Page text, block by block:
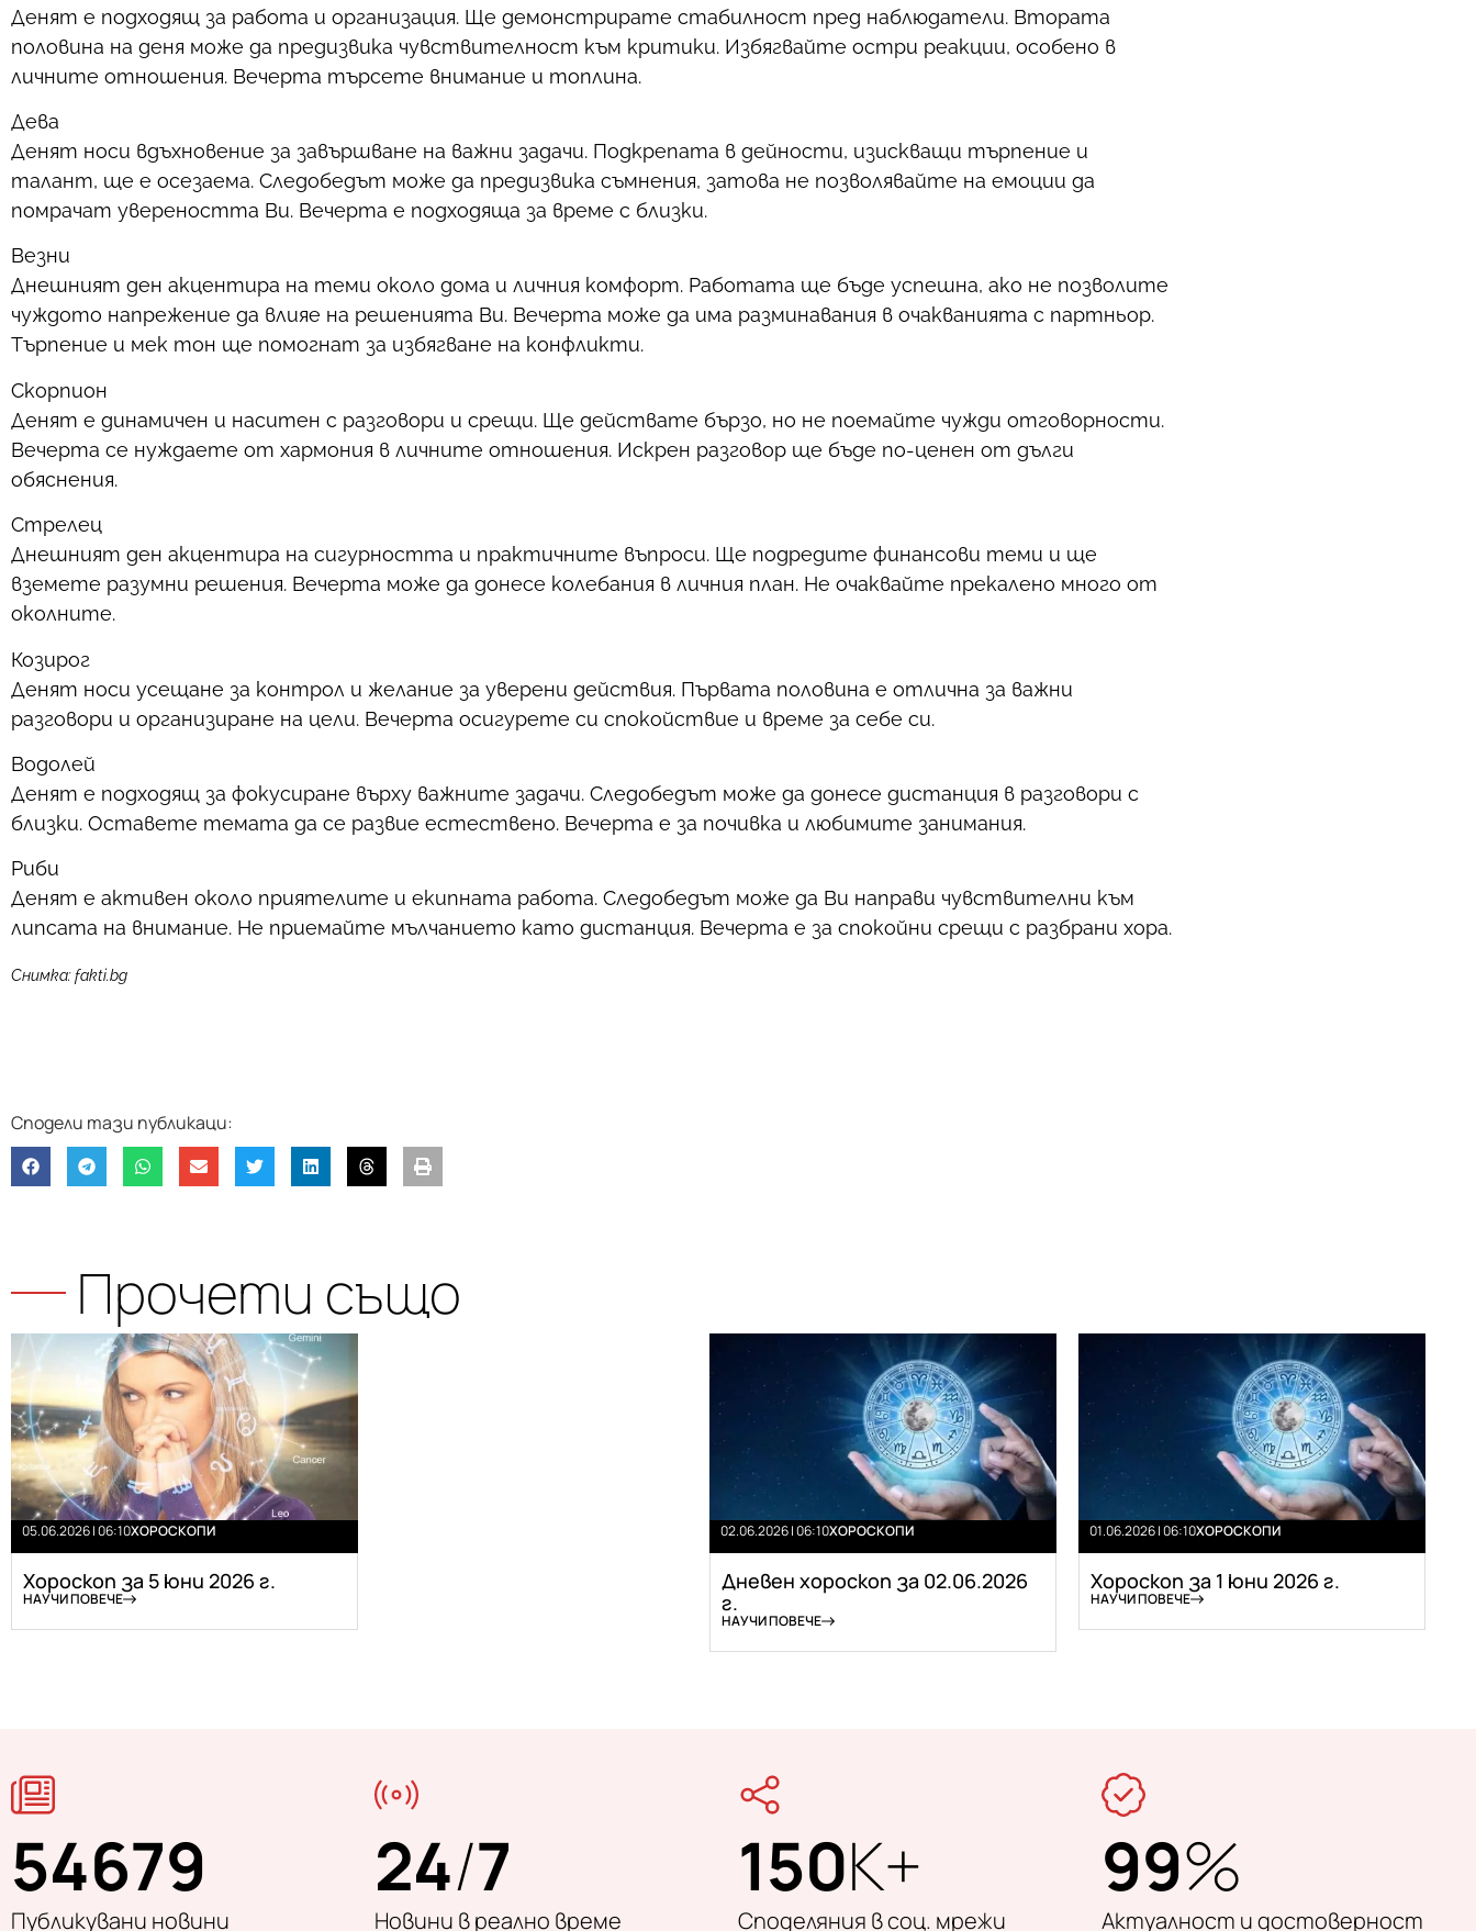
Денят е подходящ за работа и организация. Ще демонстрирате стабилност пред наблюдатели. Втората
половина на деня може да предизвика чувствителност към критики. Избягвайте остри реакции, особено в
личните отношения. Вечерта търсете внимание и топлина.
Дева
Денят носи вдъхновение за завършване на важни задачи. Подкрепата в дейности, изискващи търпение и
талант, ще е осезаема. Следобедът може да предизвика съмнения, затова не позволявайте на емоции да
помрачат увереността Ви. Вечерта е подходяща за време с близки.
Везни
Днешният ден акцентира на теми около дома и личния комфорт. Работата ще бъде успешна, ако не позволите
чуждото напрежение да влияе на решенията Ви. Вечерта може да има разминавания в очакванията с партньор.
Търпение и мек тон ще помогнат за избягване на конфликти.
Скорпион
Денят е динамичен и наситен с разговори и срещи. Ще действате бързо, но не поемайте чужди отговорности.
Вечерта се нуждаете от хармония в личните отношения. Искрен разговор ще бъде по-ценен от дълги
обяснения.
Стрелец
Днешният ден акцентира на сигурността и практичните въпроси. Ще подредите финансови теми и ще
вземете разумни решения. Вечерта може да донесе колебания в личния план. Не очаквайте прекалено много от
околните.
Козирог
Денят носи усещане за контрол и желание за уверени действия. Първата половина е отлична за важни
разговори и организиране на цели. Вечерта осигурете си спокойствие и време за себе си.
Водолей
Денят е подходящ за фокусиране върху важните задачи. Следобедът може да донесе дистанция в разговори с
близки. Оставете темата да се развие естествено. Вечерта е за почивка и любимите занимания.
Риби
Денят е активен около приятелите и екипната работа. Следобедът може да Ви направи чувствителни към
липсата на внимание. Не приемайте мълчанието като дистанция. Вечерта е за спокойни срещи с разбрани хора.
Снимка: fakti.bg
Прочети също
05.06.2026 | 06:10ХОРОСКОПИ
Хороскоп за 5 юни 2026 г.
НАУЧИ ПОВЕЧЕ
02.06.2026 | 06:10ХОРОСКОПИ
Дневен хороскоп за 02.06.2026
г.
НАУЧИ ПОВЕЧЕ
01.06.2026 | 06:10ХОРОСКОПИ
Хороскоп за 1 юни 2026 г.
НАУЧИ ПОВЕЧЕ
54679
Публикувани новини
24/7
Новини в реално време
150K+
Споделяния в соц. мрежи
99%
Актуалност и достоверност